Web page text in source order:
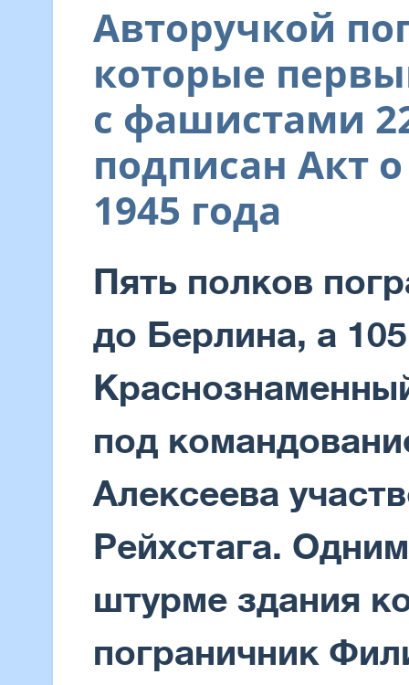
Авторучкой
которые
с фашистами
подписан Акт
1945 года
Пять полков
до Берлина, а
под
Алексеева
Рейхстага.
штурме здания
пограничник